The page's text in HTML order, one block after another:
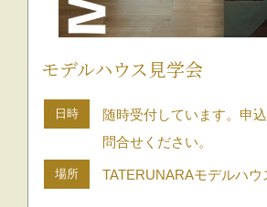
モデルハウス見学会
日時
随時受付しています。申
問合せください。
場所 TATERUNARAモデルハウ